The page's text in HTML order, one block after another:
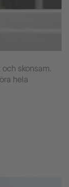
skonsam.
hela